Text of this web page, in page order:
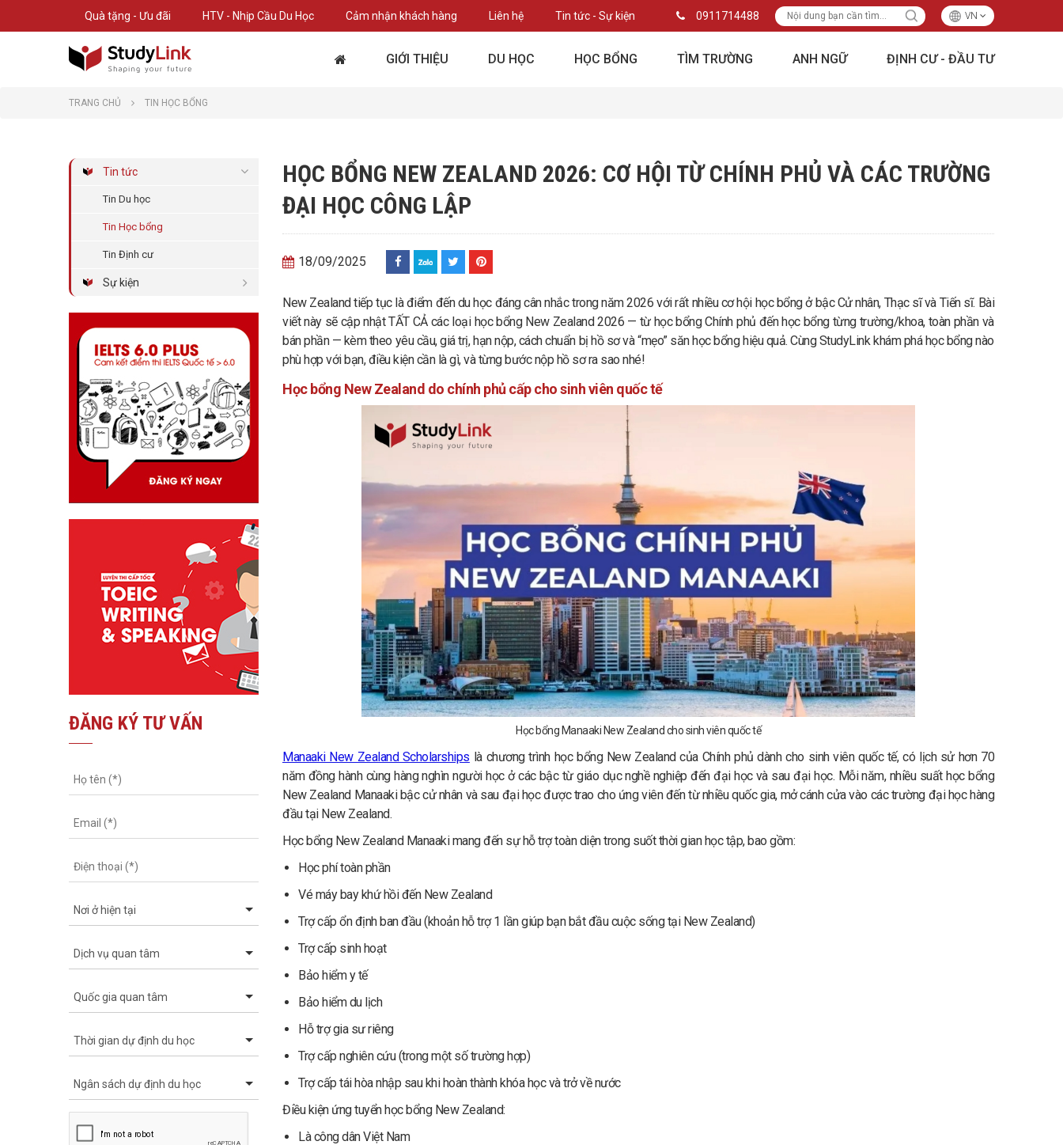
Quà tặng - Ưu đãi HTV - Nhịp Cầu Du Học Cảm nhận khách hàng Liên hệ Tin tức - Sự kiện 0911714488 VN
GIỚI THIỆU DU HỌC HỌC BỔNG TÌM TRƯỜNG ANH NGỮ ĐỊNH CƯ - ĐẦU TƯ
TRANG CHỦ TIN HỌC BỔNG
Tin tức
Tin Du học
Tin Học bổng
Tin Định cư
Sự kiện
ĐĂNG KÝ TƯ VẤN
HỌC BỔNG NEW ZEALAND 2026: CƠ HỘI TỪ CHÍNH PHỦ VÀ CÁC TRƯỜNG
ĐẠI HỌC CÔNG LẬP
18/09/2025
New Zealand tiếp tục là điểm đến du học đáng cân nhắc trong năm 2026 với rất nhiều cơ hội học bổng ở bậc Cử nhân, Thạc sĩ và Tiến sĩ. Bài
viết này sẽ cập nhật TẤT CẢ các loại học bổng New Zealand 2026 — từ học bổng Chính phủ đến học bổng từng trường/khoa, toàn phần và
bán phần — kèm theo yêu cầu, giá trị, hạn nộp, cách chuẩn bị hồ sơ và “mẹo” săn học bổng hiệu quả. Cùng StudyLink khám phá học bổng nào
phù hợp với bạn, điều kiện cần là gì, và từng bước nộp hồ sơ ra sao nhé!
Học bổng New Zealand do chính phủ cấp cho sinh viên quốc tế
Học bổng Manaaki New Zealand cho sinh viên quốc tế
Manaaki New Zealand Scholarships là chương trình học bổng New Zealand của Chính phủ dành cho sinh viên quốc tế, có lịch sử hơn 70
năm đồng hành cùng hàng nghìn người học ở các bậc từ giáo dục nghề nghiệp đến đại học và sau đại học. Mỗi năm, nhiều suất học bổng
New Zealand Manaaki bậc cử nhân và sau đại học được trao cho ứng viên đến từ nhiều quốc gia, mở cánh cửa vào các trường đại học hàng
đầu tại New Zealand.
Học bổng New Zealand Manaaki mang đến sự hỗ trợ toàn diện trong suốt thời gian học tập, bao gồm:
Học phí toàn phần
Vé máy bay khứ hồi đến New Zealand
Trợ cấp ổn định ban đầu (khoản hỗ trợ 1 lần giúp bạn bắt đầu cuộc sống tại New Zealand)
Trợ cấp sinh hoạt
Bảo hiểm y tế
Bảo hiểm du lịch
Hỗ trợ gia sư riêng
Trợ cấp nghiên cứu (trong một số trường hợp)
Trợ cấp tái hòa nhập sau khi hoàn thành khóa học và trở về nước
Điều kiện ứng tuyển học bổng New Zealand:
Là công dân Việt Nam